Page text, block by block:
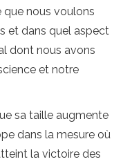
nous voulons
et dans quel aspect
dont nous avons
et notre
sa taille augmente
dans la mesure où
la victoire des